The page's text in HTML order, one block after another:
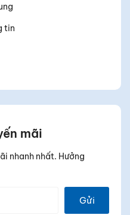
tin
mãi
nhanh nhất. Hưởng
Gửi